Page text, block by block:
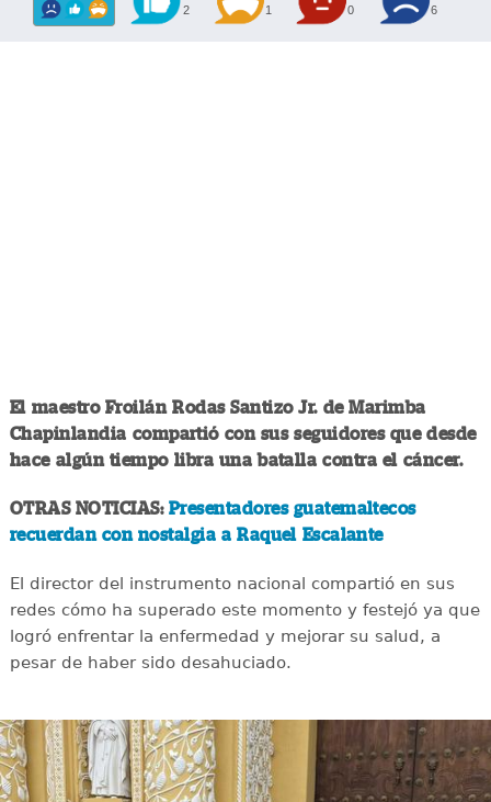
2 1 0 6
El maestro Froilán Rodas Santizo Jr. de Marimba
Chapinlandia compartió con sus seguidores que desde
hace algún tiempo libra una batalla contra el cáncer.
OTRAS NOTICIAS: Presentadores guatemaltecos
recuerdan con nostalgia a Raquel Escalante
El director del instrumento nacional compartió en sus
redes cómo ha superado este momento y festejó ya que
logró enfrentar la enfermedad y mejorar su salud, a
pesar de haber sido desahuciado.